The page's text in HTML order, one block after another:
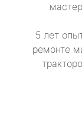
мастер
5 лет
ремонте